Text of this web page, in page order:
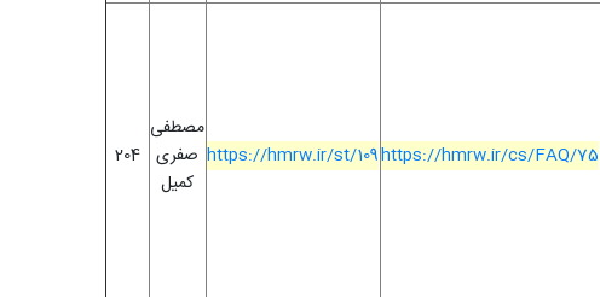
204
مصطفی
صفری
کمیل
https://hmrw.ir/st/109https://hmrw.ir/cs/FAQ/75